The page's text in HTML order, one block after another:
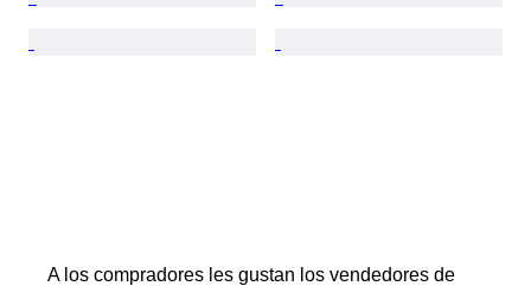
A los compradores les gustan los vendedores de